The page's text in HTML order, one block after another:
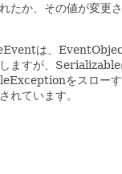
たか、その値が変更
は、
ますが、
をスローす
れています。